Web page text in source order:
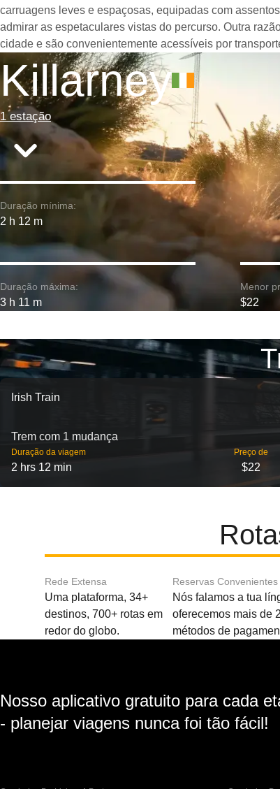
carruagens leves e espaçosas, equipadas com
admirar as espetaculares vistas do percurso. Outra
cidade e são convenientemente acessíveis por
Killarney
1 estação
Duração mínima:
2 h 12 m
Duração máxima:
3 h 11 m
Menor
$22
Irish Train
Trem com 1 mudança
Duração da viagem
2 hrs 12 min
Preço de
$22
Rede Extensa
Uma plataforma, 34+
destinos, 700+ rotas em
redor do globo.
Reservas Convenientes
Nós falamos a tua
oferecemos mais de
métodos de
Nosso aplicativo gratuito para cada
- planejar viagens nunca foi tão fácil!